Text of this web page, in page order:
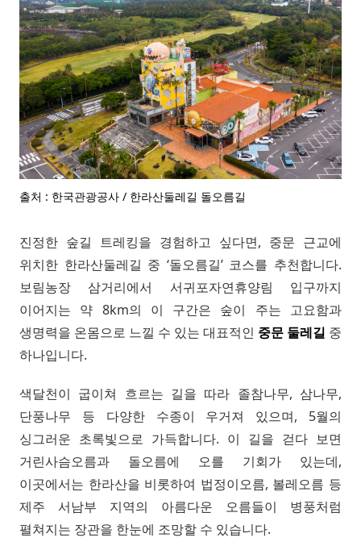
출처 : 한국관광공사 / 한라산둘레길 돌오름길
진정한 숲길 트레킹을 경험하고 싶다면, 중문 근교에
위치한 한라산둘레길 중 ‘돌오름길’ 코스를 추천합니다.
보림농장 삼거리에서 서귀포자연휴양림 입구까지
이어지는 약 8km의 이 구간은 숲이 주는 고요함과
생명력을 온몸으로 느낄 수 있는 대표적인 중문 둘레길 중
하나입니다.
색달천이 굽이쳐 흐르는 길을 따라 졸참나무, 삼나무,
단풍나무 등 다양한 수종이 우거져 있으며, 5월의
싱그러운 초록빛으로 가득합니다. 이 길을 걷다 보면
거린사슴오름과 돌오름에 오를 기회가 있는데,
이곳에서는 한라산을 비롯하여 법정이오름, 볼레오름 등
제주 서남부 지역의 아름다운 오름들이 병풍처럼
펼쳐지는 장관을 한눈에 조망할 수 있습니다.